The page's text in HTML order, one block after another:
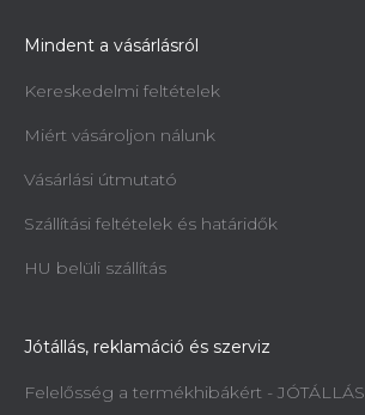
Mindent a vásárlásról
Kereskedelmi feltételek
Miért vásároljon nálunk
Vásárlási útmutató
Szállítási feltételek és határidők
HU belüli szállítás
Jótállás, reklamáció és szerviz
Felelősség a termékhibákért - JÓTÁLLÁS